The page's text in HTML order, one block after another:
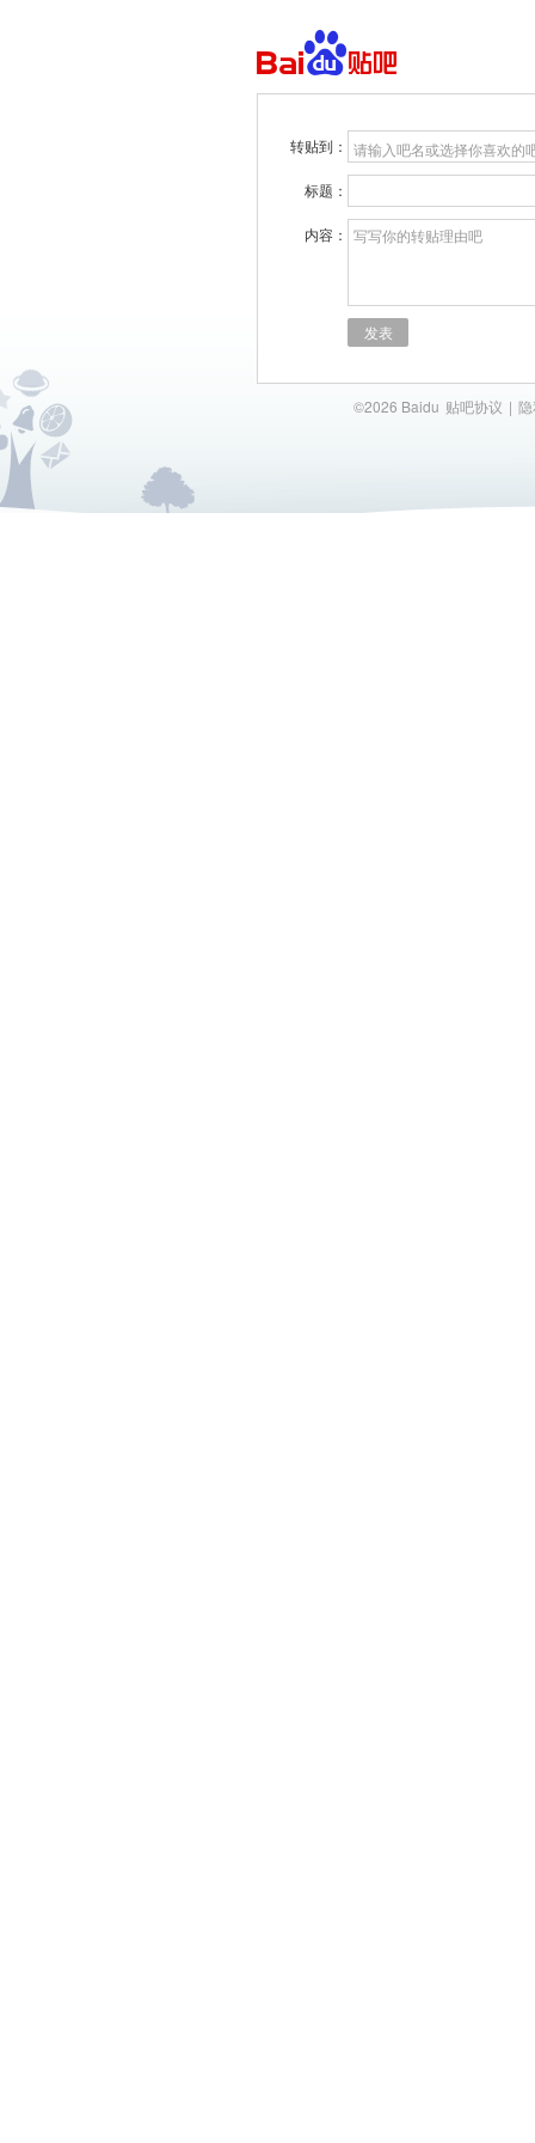
转贴到： 请输入吧名或选择你喜欢的
标题：
内容： 写写你的转贴理由吧
发表
©2026 Baidu 贴吧协议 |